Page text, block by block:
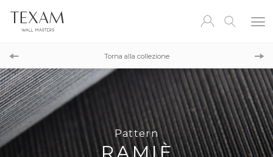
Torna alla collezione
Pattern
RAMIÈ